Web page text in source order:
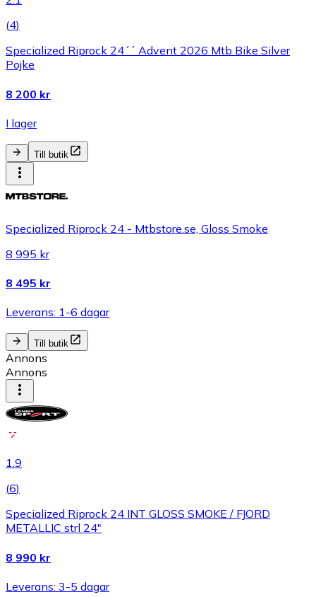
(4)
Specialized Riprock 24´´ Advent 2026 Mtb Bike Silver
Pojke
8 200 kr
I lager
Till butik
Specialized Riprock 24 - Mtbstore.se, Gloss Smoke
8 995 kr
8 495 kr
Leverans: 1-6 dagar
Till butik
Annons
Annons
1.9
(6)
Specialized Riprock 24 INT GLOSS SMOKE / FJORD
METALLIC strl 24"
8 990 kr
Leverans: 3-5 dagar